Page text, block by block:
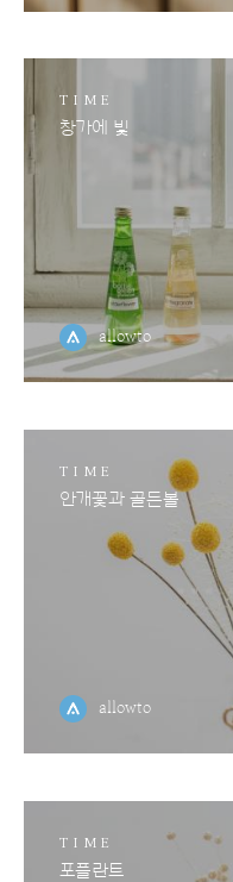
TIME
창가에 빛
allowto
TIME
안개꽃과 골든볼
allowto
TIME
포플란트